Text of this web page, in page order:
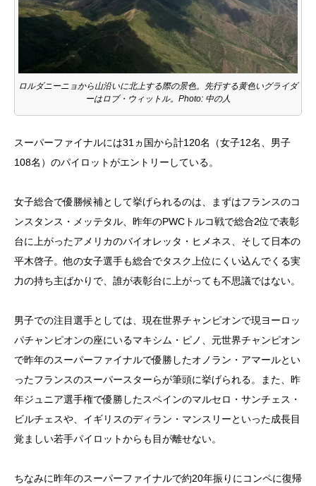
ロルダニーニョから山沿いに北上する際の景色。先行する黄色いグライダ
ーはロブ・ウィットル。Photo: 中の人
スーパーファイナルには31ヵ国から計120名（女子12名、男子
108名）のパイロットがエントリーしている。
女子総合で優勝候補として挙げられるのは、まずはフランスのコ
ンスタンス・メッテタル、昨年のPWCトルコ戦で総合2位で表彰
台に上がったアメリカのバイオレッタ・ヒメネス、そして日本の
平木啓子。他の女子選手も総合でタスク上位にくい込んでくる実
力の持ち主ばかりで、誰が表彰台に上がっても不思議ではない。
男子での注目選手としては、現在世界チャンピオンで現ヨーロッ
パチャンピオンの座にいるマキシム・ピノ、元世界チャンピオン
で昨年のスーパーファイナルで優勝したオノラン・アマールとい
ったフランスのスーパースターらが筆頭に挙げられる。また、昨
年ジュニア選手権で優勝したスペインのマルセロ・サンチェス・
ビルチェスや、イギリスのディラン・マンスリーといった成長目
覚ましい若手パイロットからも目が離せない。
ちなみに昨年のスーパーファイナルで約20年振りにコンペに復帰